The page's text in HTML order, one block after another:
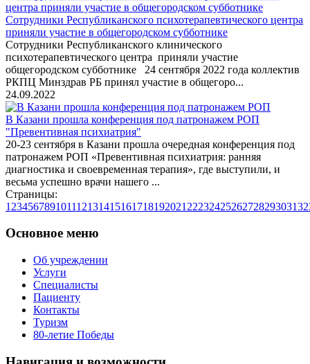
Сотрудники Республиканского психотерапевтического центра
приняли участие в общегородском субботнике
Сотрудники Республиканского клинического
психотерапевтического центра приняли участие
общегородском субботнике 24 сентября 2022 года коллектив
РКПЦ Минздрав РБ принял участие в общегоро...
24.09.2022
В Казани прошла конференция под патронажем РОП
"Превентивная психиатрия"
20-23 сентября в Казани прошла очередная конференция под
патронажем РОП «Превентивная психиатрия: ранняя
диагностика и своевременная терапия», где выступили, и
весьма успешно врачи нашего ...
Страницы:
1 23456789101112131415161718192021 2223242526272829303132
Основное меню
Об учреждении
Услуги
Специалисты
Пациенту
Контакты
Туризм
80-летие Победы